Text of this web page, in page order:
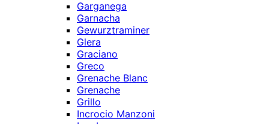
Garganega
Garnacha
Gewurztraminer
Glera
Graciano
Greco
Grenache Blanc
Grenache
Grillo
Incrocio Manzoni